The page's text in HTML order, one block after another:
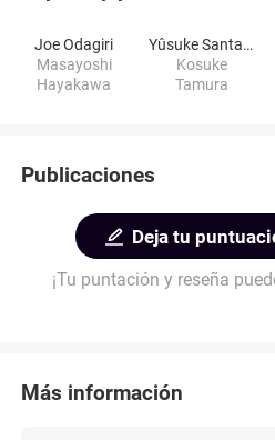
Joe Odagiri
Masayoshi
Hayakawa
Yûsuke Santamaria
Kosuke
Tamura
Publicaciones
Deja tu
¡Tu puntación y reseña
Más información